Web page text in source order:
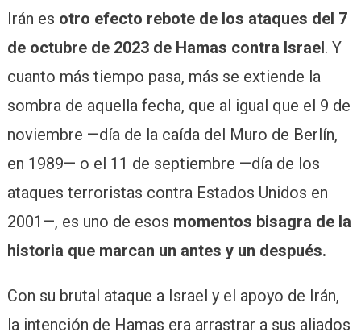
Irán es otro efecto rebote de los ataques del 7
de octubre de 2023 de Hamas contra Israel. Y
cuanto más tiempo pasa, más se extiende la
sombra de aquella fecha, que al igual que el 9 de
noviembre —día de la caída del Muro de Berlín,
en 1989— o el 11 de septiembre —día de los
ataques terroristas contra Estados Unidos en
2001—, es uno de esos momentos bisagra de la
historia que marcan un antes y un después.
Con su brutal ataque a Israel y el apoyo de Irán,
la intención de Hamas era arrastrar a sus aliados